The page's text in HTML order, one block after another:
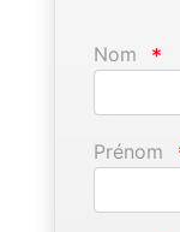
Nom *
Prénom